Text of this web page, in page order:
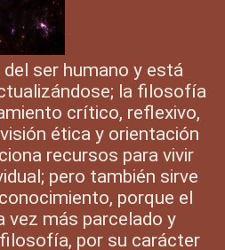
ser humano y está
la filosofía
crítico, reflexivo,
ética y orientación
recursos para vivir
pero también sirve
porque el
vez más parcelado y
por su carácter